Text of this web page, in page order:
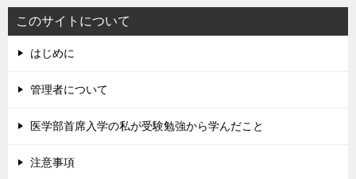
このサイトについて
はじめに
管理者について
医学部首席入学の私が受験勉強から学んだこと
注意事項